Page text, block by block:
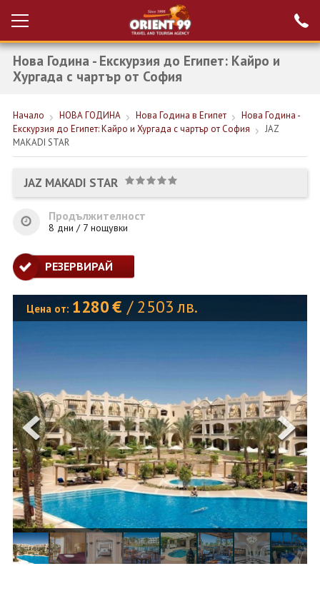
Вход за агенти
Проверка на
НОВА ГОДИНА ТУРЦИЯ
НОВА ГОДИНА
ПОЧИВКИ
КРУИЗИ
ЕКСКУРЗИИ
ОЩЕ
0700 144 34 Запитване
ПОСЛЕДВАЙТЕ НИ
Нова Година - Екскурзия до Египет: Кайро и
Хургада с чартър от София
Начало НОВА ГОДИНА Нова Година в Египет
Нова Година -
Екскурзия до Египет: Кайро и Хургада с чартър от София
JAZ
MAKADI STAR
JAZ MAKADI STAR
Продължителност
8 дни / 7 нощувки
РЕЗЕРВИРАЙ
Цена от: 1280€ / 2503 лв.